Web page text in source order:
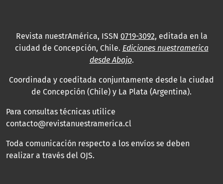
Revista nuestrAmérica, ISSN 0719-3092, editada en la
ciudad de Concepción, Chile. Ediciones nuestramerica
desde Abajo.
Coordinada y coeditada conjuntamente desde la ciudad
de Concepción (Chile) y La Plata (Argentina).
Para consultas técnicas utilice
contacto@revistanuestramerica.cl
Toda comunicación respecto a los envíos se deben
realizar a través del OJS.